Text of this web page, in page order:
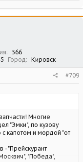
566
Город Кировск
#709
Многие
"Эмки", по кузову
капотом и мордой "от
- "Прейскурант
"Победа",